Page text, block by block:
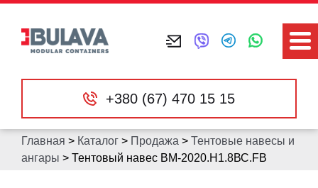
+380 (67) 470 15 15
Главная > Каталог > Продажа > Тентовые навесы и
ангары > Тентовый навес ВM-2020.Н1.8ВС.FB